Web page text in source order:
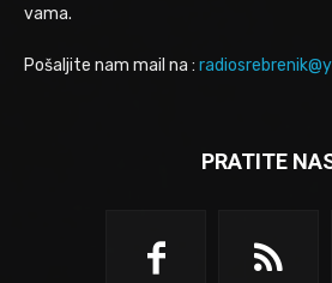
vama.
Pošaljite nam mail na :
PRATITE